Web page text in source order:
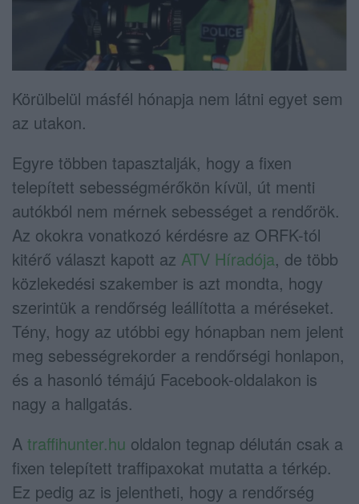
Körülbelül másfél hónapja nem látni egyet sem
az utakon.
Egyre többen tapasztalják, hogy a fixen
telepített sebességmérőkön kívül, út menti
autókból nem mérnek sebességet a rendőrök.
Az okokra vonatkozó kérdésre az ORFK-tól
kitérő választ kapott az ATV Híradója, de több
közlekedési szakember is azt mondta, hogy
szerintük a rendőrség leállította a méréseket.
Tény, hogy az utóbbi egy hónapban nem jelent
meg sebességrekorder a rendőrségi honlapon,
és a hasonló témájú Facebook-oldalakon is
nagy a hallgatás.
A traffihunter.hu oldalon tegnap délután csak a
fixen telepített traffipaxokat mutatta a térkép.
Ez pedig az is jelentheti, hogy a rendőrség